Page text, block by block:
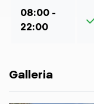
08:00 -
22:00
Galleria